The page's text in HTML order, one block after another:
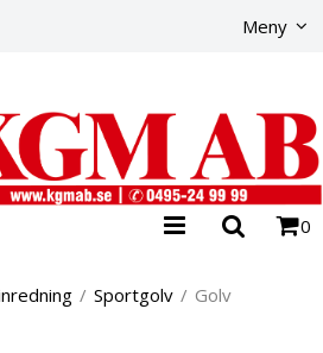
Meny
0
/ Sportgolv / Golv